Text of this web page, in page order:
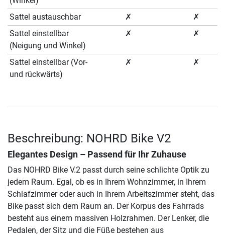
Sattel austauschbar
✗
✗
Sattel einstellbar
(Neigung und Winkel)
✗ ✗
Sattel einstellbar (Vor-
und rückwärts)
✗ ✗
Beschreibung: NOHRD Bike V2
Elegantes Design – Passend für Ihr Zuhause
Das NOHRD Bike V.2 passt durch seine schlichte Optik zu
jedem Raum. Egal, ob es in Ihrem Wohnzimmer, in Ihrem
Schlafzimmer oder auch in Ihrem Arbeitszimmer steht, das
Bike passt sich dem Raum an. Der Korpus des Fahrrads
besteht aus einem massiven Holzrahmen. Der Lenker, die
Pedalen, der Sitz und die Füße bestehen aus